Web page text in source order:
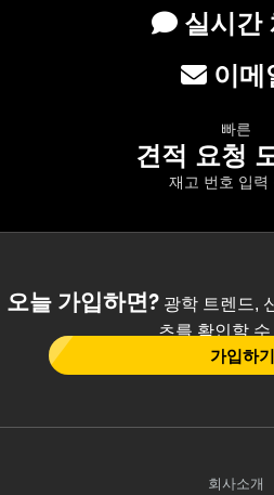
실시간
이메
빠른
견적 요청
재고 번호 입력
오늘 가입하면?광학 트렌드,
츠를 확인할 수
가입하기
회사소개